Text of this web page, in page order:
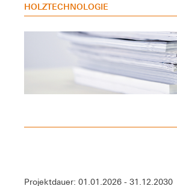
HOLZTECHNOLOGIE
Projektdauer: 01.01.2026 - 31.12.2030